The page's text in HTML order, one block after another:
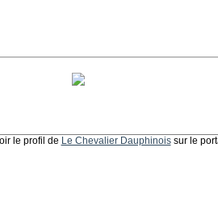
le profil de Le Chevalier Dauphinoissur le